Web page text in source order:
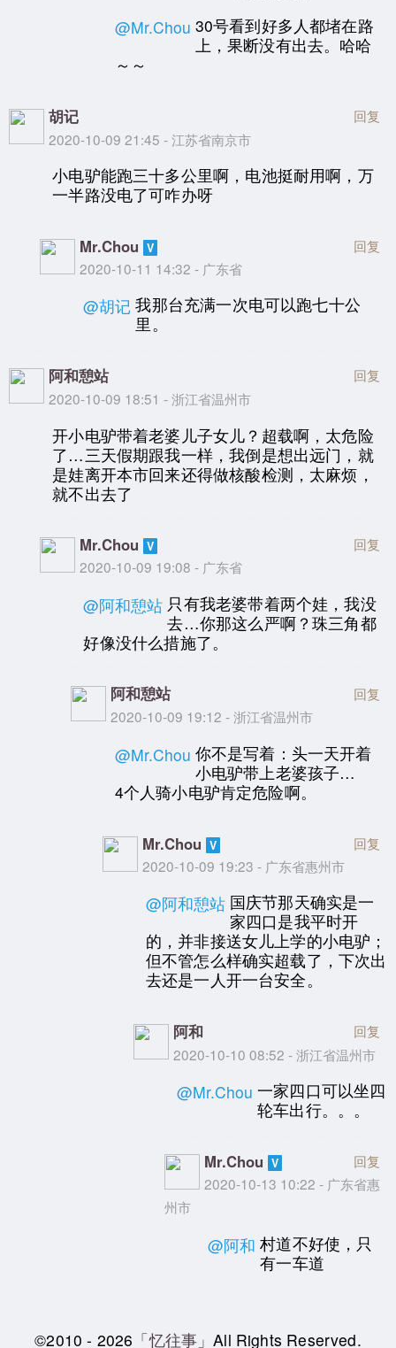
@Mr.Chou 30号看到好多人都堵在路
上，果断没有出去。哈哈
～～
胡记
2020-10-09 21:45 - 江苏省南京市
回复
小电驴能跑三十多公里啊，电池挺耐用啊，万
一半路没电了可咋办呀
Mr.Chou
2020-10-11 14:32 - 广东省
回复
@胡记 我那台充满一次电可以跑七十公
里。
阿和憩站
2020-10-09 18:51 - 浙江省温州市
回复
开小电驴带着老婆儿子女儿？超载啊，太危险
了…三天假期跟我一样，我倒是想出远门，就
是娃离开本市回来还得做核酸检测，太麻烦，
就不出去了
Mr.Chou
2020-10-09 19:08 - 广东省
回复
@阿和憩站 只有我老婆带着两个娃，我没
去…你那这么严啊？珠三角都
好像没什么措施了。
阿和憩站
2020-10-09 19:12 - 浙江省温州市
回复
@Mr.Chou 你不是写着：头一天开着
小电驴带上老婆孩子…
4个人骑小电驴肯定危险啊。
Mr.Chou
2020-10-09 19:23 - 广东省惠州市
回复
@阿和憩站 国庆节那天确实是一
家四口是我平时开
的，并非接送女儿上学的小电驴；
但不管怎么样确实超载了，下次出
去还是一人开一台安全。
阿和
2020-10-10 08:52 - 浙江省温州市
回复
@Mr.Chou 一家四口可以坐四
轮车出行。。。
Mr.Chou
2020-10-13 10:22 - 广东省惠
州市
回复
@阿和 村道不好使，只
有一车道
©2010 - 2026 「忆往事」All Rights Reserved.